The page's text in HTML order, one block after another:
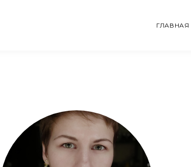
ГЛАВНАЯ